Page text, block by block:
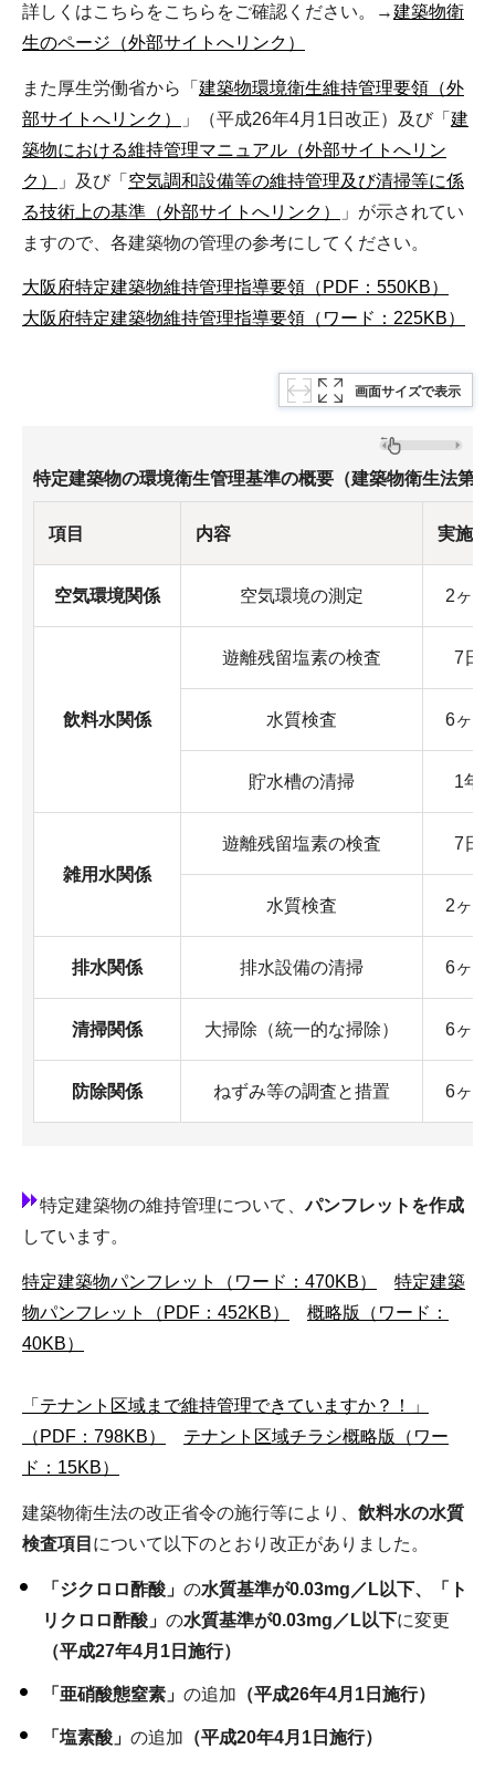
詳しくはこちらをこちらをご確認ください。→建築物衛
生のページ（外部サイトへリンク）
また厚生労働省から「 建築物環境衛生維持管理要領（外
部サイトへリンク）
」（平成26年4月1日改正）及び「 建
築物における維持管理マニュアル（外部サイトへリン
ク）
」及び「 空気調和設備等の維持管理及び清掃等に係
る技術上の基準（外部サイトへリンク）
」が示されてい
ますので、各建築物の管理の参考にしてください。
大阪府特定建築物維持管理指導要領（PDF：550KB）
大阪府特定建築物維持管理指導要領（ワード：225KB）
画面サイズで表示
特定建築物の環境衛生管理基準の概要（建築物衛生法第4
項目 内容 実施回
空気環境関係 空気環境の測定 2ヶ月
飲料水関係
遊離残留塩素の検査 7日
水質検査 6ヶ月
貯水槽の清掃 1年
雑用水関係
遊離残留塩素の検査 7日
水質検査 2ヶ月
排水関係 排水設備の清掃 6ヶ月
清掃関係 大掃除（統一的な掃除） 6ヶ月
防除関係 ねずみ等の調査と措置 6ヶ月
特定建築物の維持管理について、パンフレットを作成
しています。
特定建築物パンフレット（ワード：470KB）
特定建築
物パンフレット（PDF：452KB）
概略版（ワード：
40KB）
「テナント区域まで維持管理できていますか？！」
（PDF：798KB）
テナント区域チラシ概略版（ワー
ド：15KB）
建築物衛生法の改正省令の施行等により、 飲料水の水質
検査項目 について以下のとおり改正がありました。
「ジクロロ酢酸」 の水質基準が0.03mg／L以下、「ト
リクロロ酢酸」 の水質基準が0.03mg／L以下に変更
（平成27年4月1日施行）
「亜硝酸態窒素」 の追加 （平成26年4月1日施行）
「塩素酸」 の追加 （平成20年4月1日施行）